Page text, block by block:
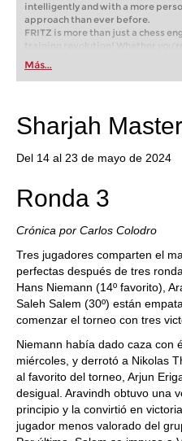
intelligently and with a more
approach than ever before.
FRITZ is more than just a chess
training revolution! Whether
first steps into the world of club
playing at a tournament level: with
train more efficiently, intelligently
Más...
Sharjah
Del 14 al 23 de mayo de 2024
Ronda 3
Crónica por Carlos Colodro
Tres jugadores comparten el
perfectas después de tres
Hans Niemann (14º favorito),
Saleh Salem (30º) están
comenzar el torneo con tres
Niemann había dado caza con
miércoles, y derrotó a Nikolas
al favorito del torneo, Arjun
desigual. Aravindh obtuvo una
principio y la convirtió en
jugador menos valorado del